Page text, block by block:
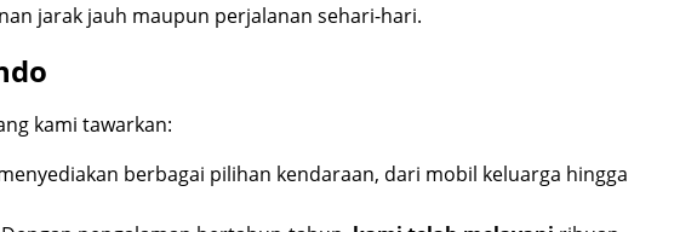
jarak jauh maupun perjalanan sehari-hari.
kami tawarkan:
berbagai pilihan kendaraan, dari mobil keluarga hingga